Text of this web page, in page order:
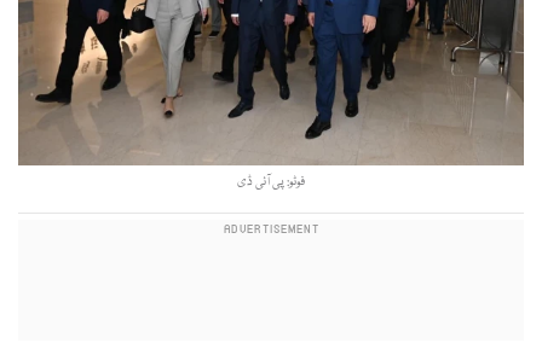
فوٹو: پی آئی ڈی